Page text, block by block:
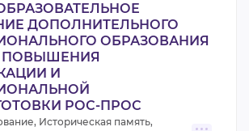
ДОПОЛНИТЕЛЬНОГО
ОБРАЗОВАНИЯ
ПОВЫШЕНИЯ
И
РОС-ПРОС
Историческая память,